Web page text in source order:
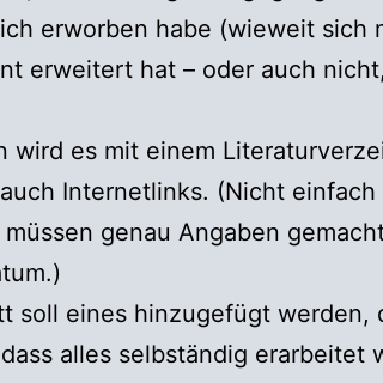
erworben habe (wieweit sich
erweitert hat – oder auch
wird es mit einem
Internetlinks. (Nicht einfach
genau Angaben
soll eines hinzugefügt werden,
alles selbständig erarbeitet